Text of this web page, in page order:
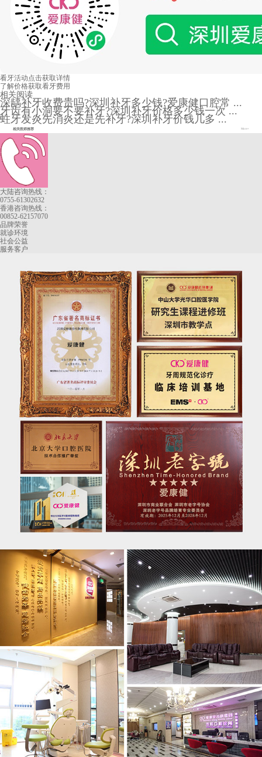
看牙活动点击获取详情
了解价格获取看牙费用
相关阅读
深龋补牙收费贵吗?深圳补牙多少钱?爱康健口腔常 ...
牙齿有小洞要不要补牙?深圳补牙价格多少钱一次 ...
蛀牙发炎先消炎还是先补牙?深圳补牙价钱几多 ...
相关医师推荐 More+
大陆咨询热线：
0755-61302632
香港咨询热线：
00852-62157070
品牌荣誉
就诊环境
社会公益
服务客户